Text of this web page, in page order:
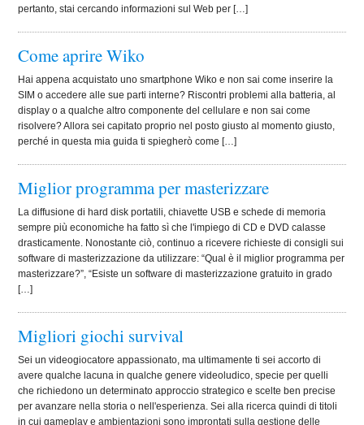
pertanto, stai cercando informazioni sul Web per […]
Come aprire Wiko
Hai appena acquistato uno smartphone Wiko e non sai come inserire la
SIM o accedere alle sue parti interne? Riscontri problemi alla batteria, al
display o a qualche altro componente del cellulare e non sai come
risolvere? Allora sei capitato proprio nel posto giusto al momento giusto,
perché in questa mia guida ti spiegherò come […]
Miglior programma per masterizzare
La diffusione di hard disk portatili, chiavette USB e schede di memoria
sempre più economiche ha fatto sì che l'impiego di CD e DVD calasse
drasticamente. Nonostante ciò, continuo a ricevere richieste di consigli sui
software di masterizzazione da utilizzare: “Qual è il miglior programma per
masterizzare?”, “Esiste un software di masterizzazione gratuito in grado
[…]
Migliori giochi survival
Sei un videogiocatore appassionato, ma ultimamente ti sei accorto di
avere qualche lacuna in qualche genere videoludico, specie per quelli
che richiedono un determinato approccio strategico e scelte ben precise
per avanzare nella storia o nell'esperienza. Sei alla ricerca quindi di titoli
in cui gameplay e ambientazioni sono improntati sulla gestione delle